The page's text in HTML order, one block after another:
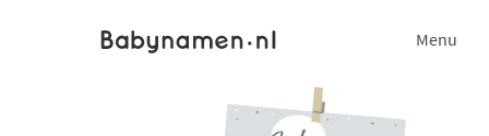
Menu